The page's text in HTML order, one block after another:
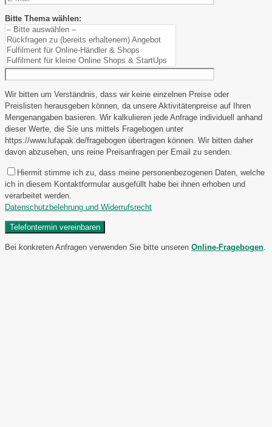
Bitte Thema wählen:
Wir bitten um Verständnis, dass wir keine einzelnen Preise oder
Preislisten herausgeben können, da unsere Aktivitätenpreise auf Ihren
Mengenangaben basieren. Wir kalkulieren jede Anfrage individuell anhand
dieser Werte, die Sie uns mittels Fragebogen unter
https://www.lufapak.de/fragebogen übertragen können. Wir bitten daher
davon abzusehen, uns reine Preisanfragen per Email zu senden.
Hiermit stimme ich zu, dass meine personenbezogenen Daten, welche
ich in diesem Kontaktformular ausgefüllt habe bei ihnen erhoben und
verarbeitet werden.
Datenschutzbelehrung und Widerrufsrecht
Bei konkreten Anfragen verwenden Sie bitte unseren Online-Fragebogen